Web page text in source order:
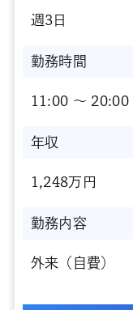
週3日
勤務時間
11:00 〜 20:00
年収
1,248万円
勤務内容
外来（自費）